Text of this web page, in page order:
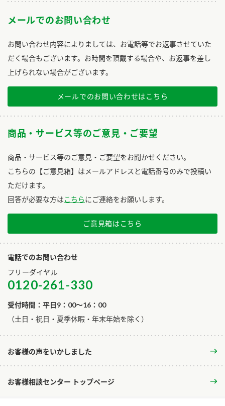
メールでのお問い合わせ
お問い合わせ内容によりましては、お電話等でお返事させていた
だく場合もございます。お時間を頂戴する場合や、お返事を差し
上げられない場合がございます。
メールでのお問い合わせはこちら
商品・サービス等のご意見・ご要望
商品・サービス等のご意見・ご要望をお聞かせください。
こちらの【ご意見箱】はメールアドレスと電話番号のみで投稿い
ただけます。
回答が必要な方はこちらにご連絡をお願いします。
ご意見箱はこちら
電話でのお問い合わせ
フリーダイヤル
0120-261-330
受付時間：平日9：00～16：00
​（土日・祝日・夏季休暇・年末年始を除く）
お客様の声をいかしました
お客様相談センター トップページ